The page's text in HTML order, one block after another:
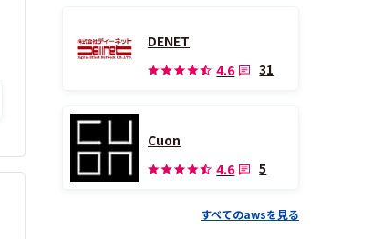
DENET
4.6
31
Cuon
4.6
5
すべてのawsを見る